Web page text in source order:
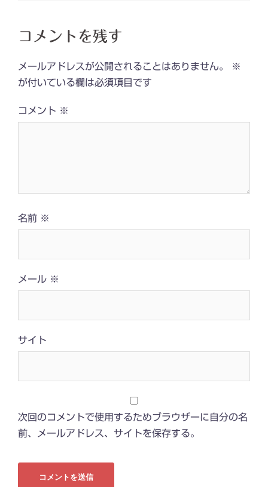
ゲ
シ
ョ
ン
コメントを残す
メールアドレスが公開されることはありません。
※
が付いている欄は必須項目です
コメント ※
名前 ※
メール ※
サイト
次回のコメントで使用するためブラウザーに自分の名
前、メールアドレス、サイトを保存する。